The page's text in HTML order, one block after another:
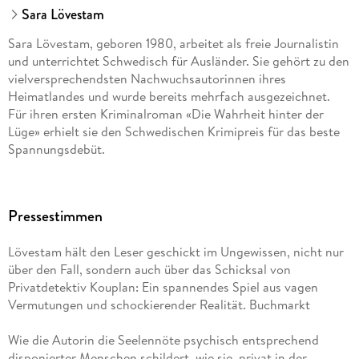
Sara Lövestam
Sara Lövestam, geboren 1980, arbeitet als freie Journalistin
und unterrichtet Schwedisch für Ausländer. Sie gehört zu den
vielversprechendsten Nachwuchsautorinnen ihres
Heimatlandes und wurde bereits mehrfach ausgezeichnet.
Für ihren ersten Kriminalroman «Die Wahrheit hinter der
Lüge» erhielt sie den Schwedischen Krimipreis für das beste
Spannungsdebüt.
Pressestimmen
Lövestam hält den Leser geschickt im Ungewissen, nicht nur
über den Fall, sondern auch über das Schicksal von
Privatdetektiv Kouplan: Ein spannendes Spiel aus vagen
Vermutungen und schockierender Realität. Buchmarkt
Wie die Autorin die Seelennöte psychisch entsprechend